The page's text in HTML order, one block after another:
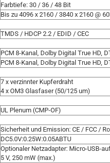
Farbtiefe: 30 / 36 / 48 Bit
Bis zu 4096 x 2160 / 3840 x 2160 @
TMDS / HDCP 2.2 / EDID / CEC
PCM 8-Kanal, Dolby Digital True HD,
PCM 8-Kanal, Dolby Digital True HD,
7 x verzinnter Kupferdraht
4 x OM3 Glasfaser (50/125 um)
UL Plenum (CMP-OF)
Sicherheit und Emission: CE / FCC /
DC5.0V:0.25W:0.05ABTU
Optionaler Netzadapter: Micro-USB-
5 V, 250 mW (max.)